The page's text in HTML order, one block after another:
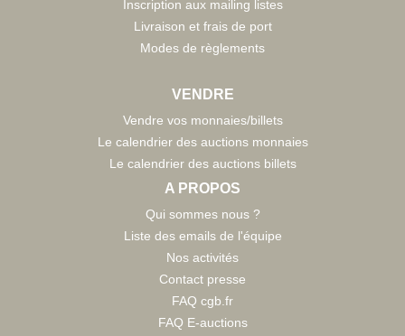
Inscription aux mailing listes
Livraison et frais de port
Modes de règlements
VENDRE
Vendre vos monnaies/billets
Le calendrier des auctions monnaies
Le calendrier des auctions billets
A PROPOS
Qui sommes nous ?
Liste des emails de l'équipe
Nos activités
Contact presse
FAQ cgb.fr
FAQ E-auctions